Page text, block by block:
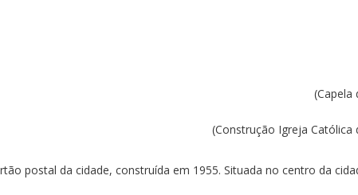
(Capela
(Construção Igreja Católica
postal da cidade, construída em 1955. Situada no centro da